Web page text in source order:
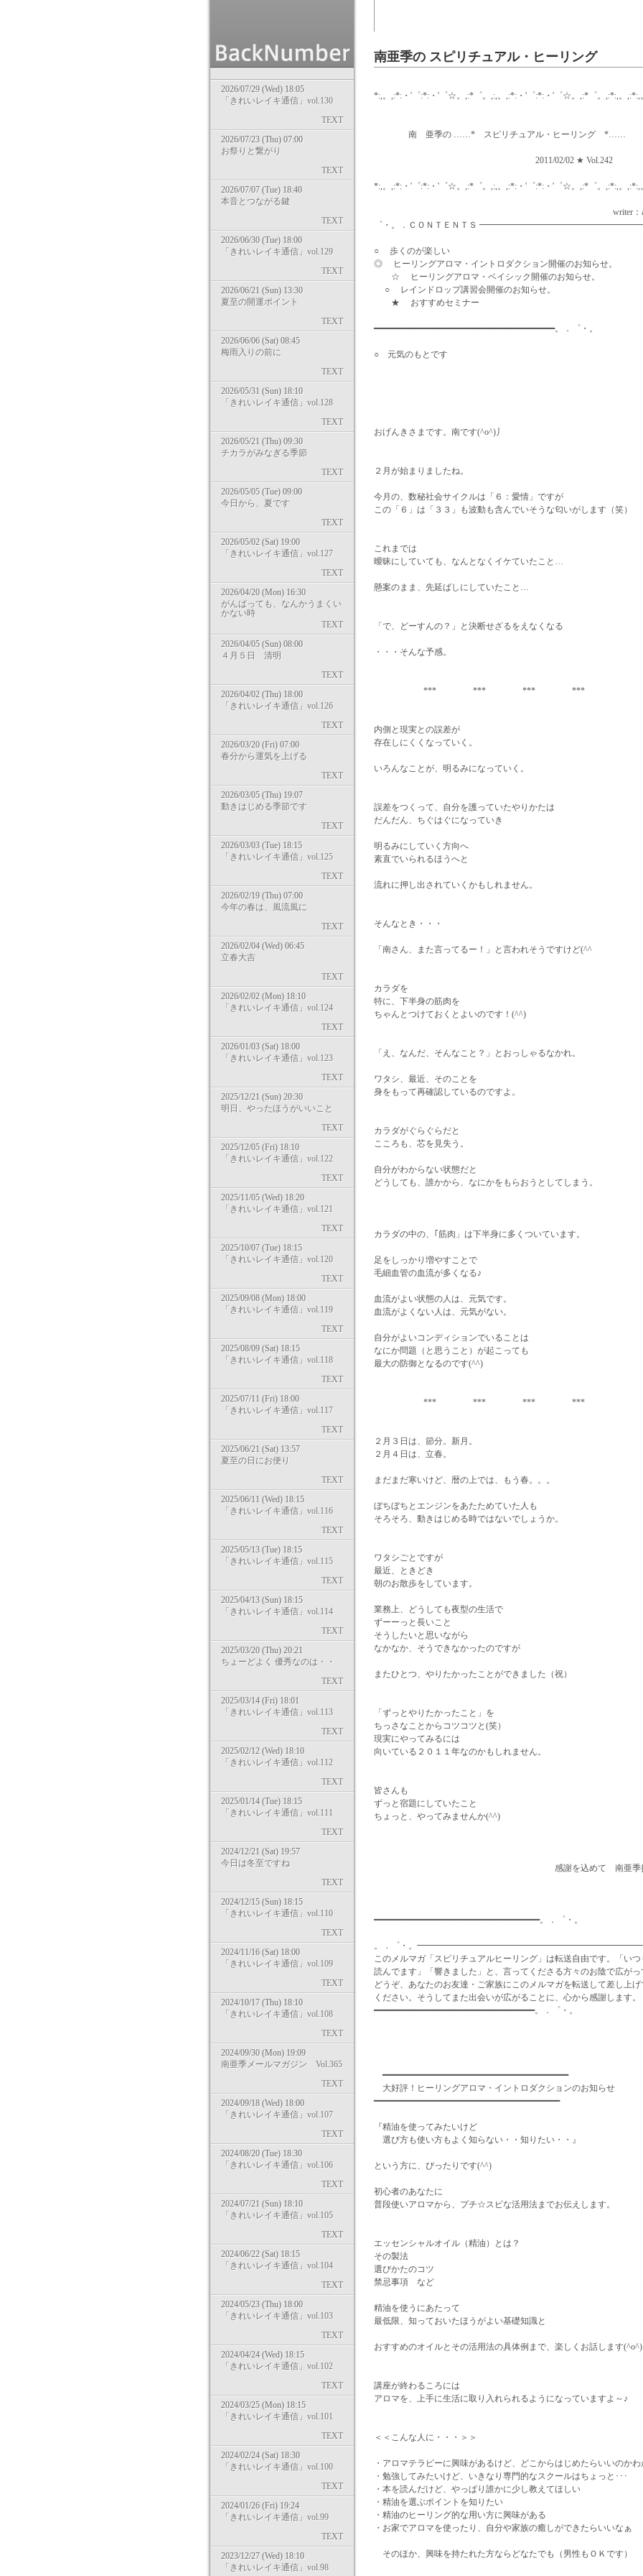
2026/07/29 (Wed) 18:05
「きれいレイキ通信」vol.130
TEXT
2026/07/23 (Thu) 07:00
お祭りと繋がり
TEXT
2026/07/07 (Tue) 18:40
本音とつながる鍵
TEXT
2026/06/30 (Tue) 18:00
「きれいレイキ通信」vol.129
TEXT
2026/06/21 (Sun) 13:30
夏至の開運ポイント
TEXT
2026/06/06 (Sat) 08:45
梅雨入りの前に
TEXT
2026/05/31 (Sun) 18:10
「きれいレイキ通信」vol.128
TEXT
2026/05/21 (Thu) 09:30
チカラがみなぎる季節
TEXT
2026/05/05 (Tue) 09:00
今日から、夏です
TEXT
2026/05/02 (Sat) 19:00
「きれいレイキ通信」vol.127
TEXT
2026/04/20 (Mon) 16:30
がんばっても、なんかうまくい
かない時
TEXT
2026/04/05 (Sun) 08:00
４月５日 清明
TEXT
2026/04/02 (Thu) 18:00
「きれいレイキ通信」vol.126
TEXT
2026/03/20 (Fri) 07:00
春分から運気を上げる
TEXT
2026/03/05 (Thu) 19:07
動きはじめる季節です
TEXT
2026/03/03 (Tue) 18:15
「きれいレイキ通信」vol.125
TEXT
2026/02/19 (Thu) 07:00
今年の春は、風流風に
TEXT
2026/02/04 (Wed) 06:45
立春大吉
TEXT
2026/02/02 (Mon) 18:10
「きれいレイキ通信」vol.124
TEXT
2026/01/03 (Sat) 18:00
「きれいレイキ通信」vol.123
TEXT
2025/12/21 (Sun) 20:30
明日、やったほうがいいこと
TEXT
2025/12/05 (Fri) 18:10
「きれいレイキ通信」vol.122
TEXT
2025/11/05 (Wed) 18:20
「きれいレイキ通信」vol.121
TEXT
2025/10/07 (Tue) 18:15
「きれいレイキ通信」vol.120
TEXT
2025/09/08 (Mon) 18:00
「きれいレイキ通信」vol.119
TEXT
2025/08/09 (Sat) 18:15
「きれいレイキ通信」vol.118
TEXT
2025/07/11 (Fri) 18:00
「きれいレイキ通信」vol.117
TEXT
2025/06/21 (Sat) 13:57
夏至の日にお便り
TEXT
2025/06/11 (Wed) 18:15
「きれいレイキ通信」vol.116
TEXT
2025/05/13 (Tue) 18:15
「きれいレイキ通信」vol.115
TEXT
2025/04/13 (Sun) 18:15
「きれいレイキ通信」vol.114
TEXT
2025/03/20 (Thu) 20:21
ちょーどよく 優秀なのは・・
TEXT
2025/03/14 (Fri) 18:01
「きれいレイキ通信」vol.113
TEXT
2025/02/12 (Wed) 18:10
「きれいレイキ通信」vol.112
TEXT
2025/01/14 (Tue) 18:15
「きれいレイキ通信」vol.111
TEXT
2024/12/21 (Sat) 19:57
今日は冬至ですね
TEXT
2024/12/15 (Sun) 18:15
「きれいレイキ通信」vol.110
TEXT
2024/11/16 (Sat) 18:00
「きれいレイキ通信」vol.109
TEXT
2024/10/17 (Thu) 18:10
「きれいレイキ通信」vol.108
TEXT
2024/09/30 (Mon) 19:09
南亜季メールマガジン Vol.365
TEXT
2024/09/18 (Wed) 18:00
「きれいレイキ通信」vol.107
TEXT
2024/08/20 (Tue) 18:30
「きれいレイキ通信」vol.106
TEXT
2024/07/21 (Sun) 18:10
「きれいレイキ通信」vol.105
TEXT
2024/06/22 (Sat) 18:15
「きれいレイキ通信」vol.104
TEXT
2024/05/23 (Thu) 18:00
「きれいレイキ通信」vol.103
TEXT
2024/04/24 (Wed) 18:15
「きれいレイキ通信」vol.102
TEXT
2024/03/25 (Mon) 18:15
「きれいレイキ通信」vol.101
TEXT
2024/02/24 (Sat) 18:30
「きれいレイキ通信」vol.100
TEXT
2024/01/26 (Fri) 19:24
「きれいレイキ通信」vol.99
TEXT
2023/12/27 (Wed) 18:10
「きれいレイキ通信」vol.98
南亜季の スピリチュアル・ヒーリング
*:,。,:*:・'゜:*:・'゜☆。,:*゜。,:,。,:*:・'゜:*:・'゜☆。,:*゜。,:*:,。,:*:,
南 亜季の ……* スピリチュアル・ヒーリング *……
2011/02/02 ★ Vol.242
*:,。,:*:・'゜:*:・'゜☆。,:*゜。,:,。,:*:・'゜:*:・'゜☆。,:*゜。,:*:,。,:*:,
writer：aki
゜・。．ＣＯＮＴＥＮＴＳ
○ 歩くのが楽しい
◎ ヒーリングアロマ・イントロダクション開催のお知らせ。
☆ ヒーリングアロマ・ベイシック開催のお知らせ。
○ レインドロップ講習会開催のお知らせ。
★ おすすめセミナー
━━━━━━━━━━━━━━━━━━━━━━━━━━━━━━━━━━━━。．゜・。
○ 元気のもとです
おげんきさまです。南です(^o^)丿
２月が始まりましたね。
今月の、数秘社会サイクルは「６：愛情」ですが
この「６」は「３３」も波動も含んでいそうな匂いがします（笑）
これまでは
曖昧にしていても、なんとなくイケていたこと…
懸案のまま、先延ばしにしていたこと…
「で、どーすんの？」と決断せざるをえなくなる
・・・そんな予感。
*** *** *** ***
内側と現実との誤差が
存在しにくくなっていく。
いろんなことが、明るみになっていく。
誤差をつくって、自分を護っていたやりかたは
だんだん、ちぐはぐになっていき
明るみにしていく方向へ
素直でいられるほうへと
流れに押し出されていくかもしれません。
そんなとき・・・
「南さん、また言ってるー！」と言われそうですけど(^^ゞ
カラダを
特に、下半身の筋肉を
ちゃんとつけておくとよいのです！(^^)
「え、なんだ、そんなこと？」とおっしゃるなかれ。
ワタシ、最近、そのことを
身をもって再確認しているのですよ。
カラダがぐらぐらだと
こころも、芯を見失う。
自分がわからない状態だと
どうしても、誰かから、なにかをもらおうとしてしまう。
カラダの中の、｢筋肉」は下半身に多くついています。
足をしっかり増やすことで
毛細血管の血流が多くなる♪
血流がよい状態の人は、元気です。
血流がよくない人は、元気がない。
自分がよいコンディションでいることは
なにか問題（と思うこと）が起こっても
最大の防御となるのです(^^)
*** *** *** ***
２月３日は、節分。新月。
２月４日は、立春。
まだまだ寒いけど、暦の上では、もう春。。。
ぼちぼちとエンジンをあたためていた人も
そろそろ、動きはじめる時ではないでしょうか。
ワタシごとですが
最近、ときどき
朝のお散歩をしています。
業務上、どうしても夜型の生活で
ずーーっと長いこと
そうしたいと思いながら
なかなか、そうできなかったのですが
またひとつ、やりたかったことができました（祝）
「ずっとやりたかったこと」を
ちっさなことからコツコツと(笑）
現実にやってみるには
向いている２０１１年なのかもしれません。
皆さんも
ずっと宿題にしていたこと
ちょっと、やってみませんか(^^)
感謝を込めて 南亜季
━━━━━━━━━━━━━━━━━━━━━━━━━━━━━━━━━。．゜・。
。．゜・。
このメルマガ「スピリチュアルヒーリング」は転送自由です。「い
読んでます」「響きました」と、言ってくださる方々のお陰で広が
どうぞ、あなたのお友達・ご家族にこのメルマガを転送して差し上げ
ください。そうしてまた出会いが広がることに、心から感謝します。
━━━━━━━━━━━━━━━━━━━━━━━━━━━━━━━━。．゜・。
━━━━━━━━━━━━━━━━━━━━━━━━━━━━━━━━━━━━━
大好評！ヒーリングアロマ・イントロダクションの
━━━━━━━━━━━━━━━━━━━━━━━━━━━━━━━━━━━━━
『精油を使ってみたいけど
選び方も使い方もよく知らない・・知りたい・・』
という方に、ぴったりです(^^)
初心者のあなたに
普段使いアロマから、プチ☆スピな活用法までお伝えします。
エッセンシャルオイル（精油）とは？
その製法
選びかたのコツ
禁忌事項 など
精油を使うにあたって
最低限、知っておいたほうがよい基礎知識と
おすすめのオイルとその活用法の具体例まで、楽しくお話します(^o^)
講座が終わるころには
アロマを、上手に生活に取り入れられるようになっていますよ～♪
＜＜こんな人に・・・＞＞
・アロマテラピーに興味があるけど、どこからはじめたらいいのか
・勉強してみたいけど、いきなり専門的なスクールはちょっと･･･
・本を読んだけど、やっぱり誰かに少し教えてほしい
・精油を選ぶポイントを知りたい
・精油のヒーリング的な用い方に興味がある
・お家でアロマを使ったり、自分や家族の癒しができたらいいなぁ
そのほか、興味を持たれた方ならどなたでも（男性もＯＫです）